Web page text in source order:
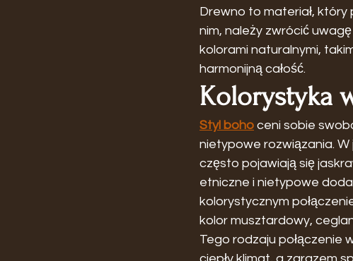
Drewno to materiał, który
nim, należy zwrócić
kolorami naturalnymi,
harmonijną całość.
Kolorystyka
Styl boho ceni sobie
nietypowe rozwiązania.
często pojawiają się
etniczne i nietypowe
kolorystycznym
kolor musztardowy,
Tego rodzaju połączenie